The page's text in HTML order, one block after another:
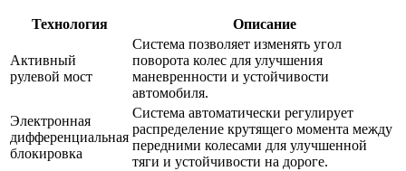
Технология Описание
Активный
рулевой мост
Система позволяет изменять угол
поворота колес для улучшения
маневренности и устойчивости
автомобиля.
Электронная
дифференциальная
блокировка
Система автоматически регулирует
распределение крутящего момента между
передними колесами для улучшенной
тяги и устойчивости на дороге.